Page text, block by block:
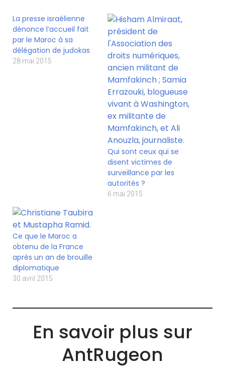
La presse israélienne
dénonce l’accueil fait
par le Maroc à sa
délégation de judokas
28 mai 2015
Qui sont ceux qui se
disent victimes de
surveillance par les
autorités ?
6 mai 2015
Ce que le Maroc a
obtenu de la France
après un an de brouille
diplomatique
30 avril 2015
En savoir plus sur
AntRugeon